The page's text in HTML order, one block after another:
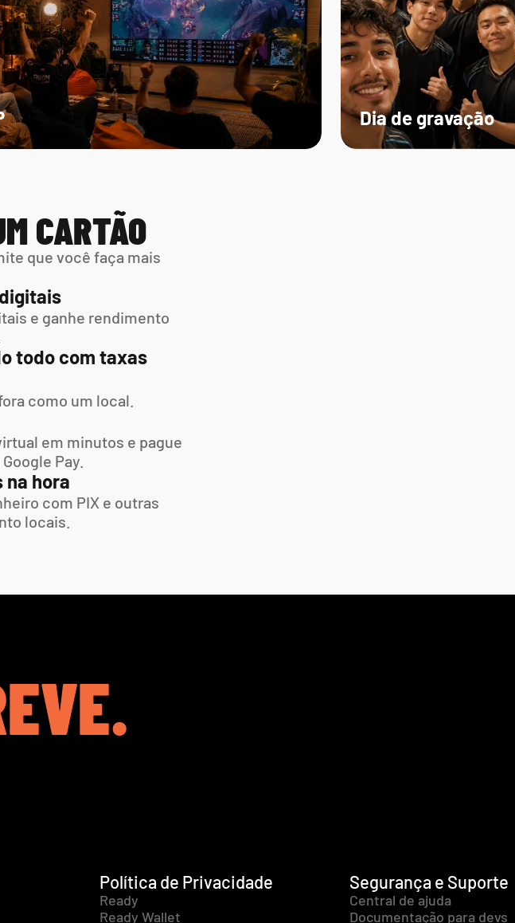
Dia de gravação
CARTÃO
que você faça mais
e ganhe rendimento
todo com taxas
como um local.
em minutos e pague
Pay.
na hora
com PIX e outras
locais.
Política de Privacidade
Ready
Ready Wallet
Segurança e Suporte
Central de ajuda
Documentação para devs